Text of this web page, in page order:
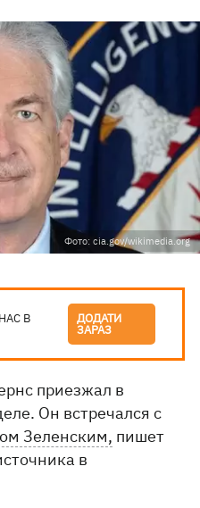
Фото: cia.gov/wikimedia.org
В ДОДАТИ
ЗАРАЗ
приезжал в
Он встречался с
Зеленским, пишет
в